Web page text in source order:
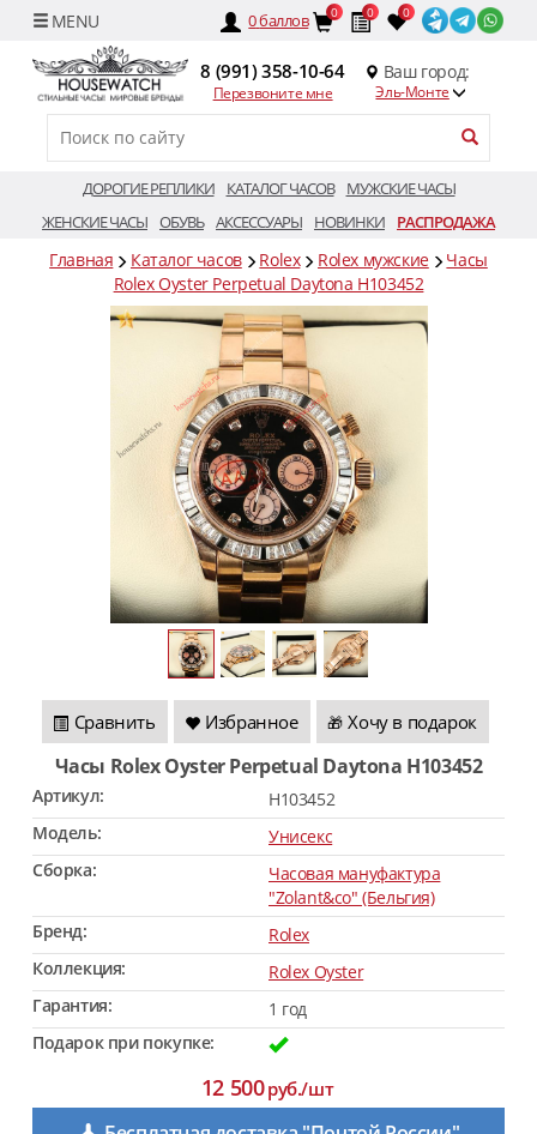
0баллов 0 0 0
8 (991) 358-10-64
Перезвоните мне
Ваш город:
Эль-Монте
ДОРОГИЕ РЕПЛИКИ КАТАЛОГ ЧАСОВ
МУЖСКИЕ ЧАСЫ
ЖЕНСКИЕ ЧАСЫ ОБУВЬ АКСЕССУАРЫ НОВИНКИ РАСПРОДАЖА
Главная Каталог часов Rolex Rolex мужские
Часы
Rolex Oyster Perpetual Daytona H103452
Сравнить Избранное 🎁 Хочу в подарок
Часы Rolex Oyster Perpetual Daytona H103452
Артикул:
H103452
Модель:
Унисекс
Сборка:
Часовая мануфактура
"Zolant&co" (Бельгия)
Бренд:
Rolex
Коллекция:
Rolex Oyster
Гарантия:
1 год
Подарок при покупке:
12 500руб./шт